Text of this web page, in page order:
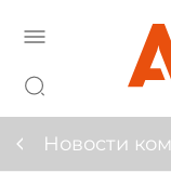
Новости